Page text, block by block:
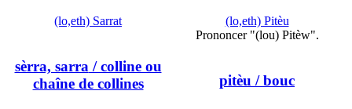
(lo,eth) Sarrat
sèrra, sarra / colline ou
chaîne de collines
(lo,eth) Pitèu
Prononcer "(lou) Pitèw".
pitèu / bouc